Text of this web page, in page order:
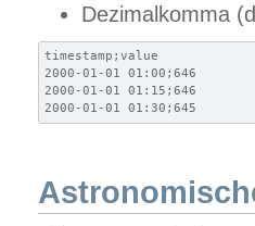
Dezimalkomma
timestamp;value
2000-01-01 01:00;646
2000-01-01 01:15;646
2000-01-01 01:30;645